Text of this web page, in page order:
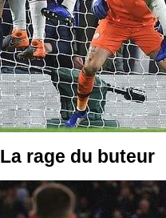
La rage du buteur